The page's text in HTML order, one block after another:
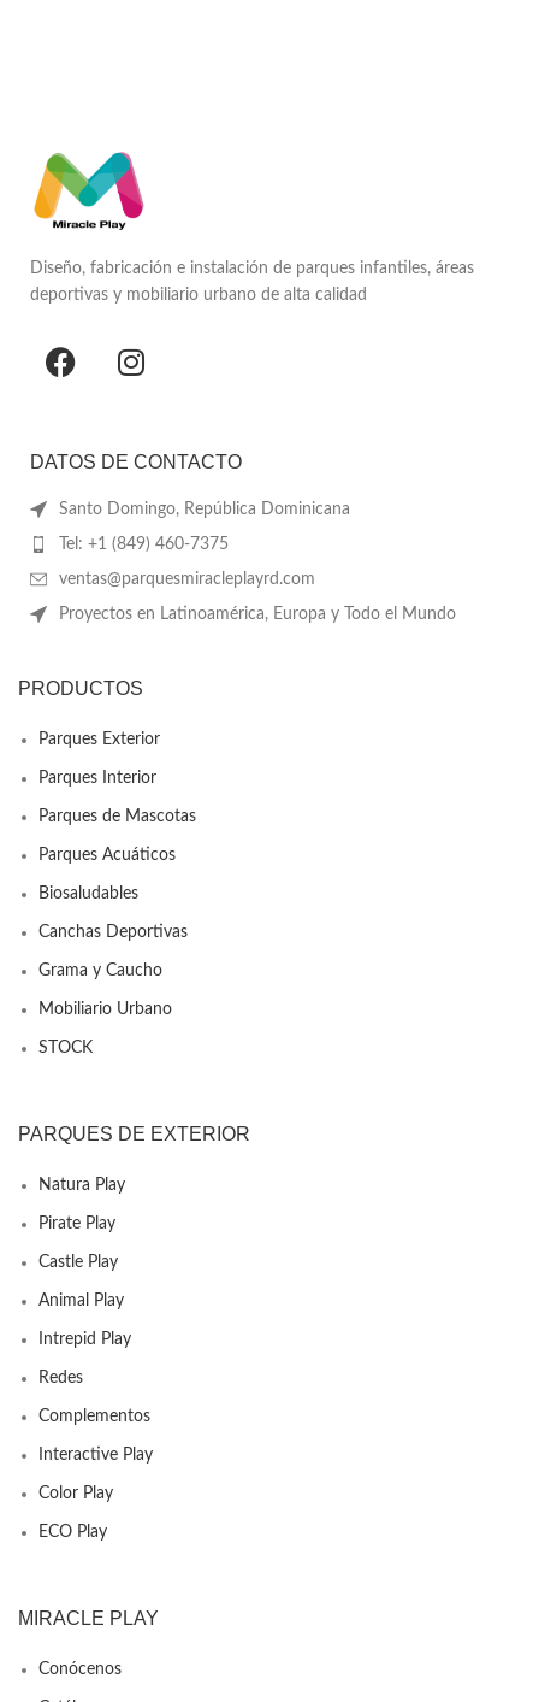
Diseño, fabricación e instalación de parques infantiles, áreas
deportivas y mobiliario urbano de alta calidad
DATOS DE CONTACTO
Santo Domingo, República Dominicana
Tel: +1 (849) 460-7375
ventas@parquesmiracleplayrd.com
Proyectos en Latinoamérica, Europa y Todo el Mundo
PRODUCTOS
Parques Exterior
Parques Interior
Parques de Mascotas
Parques Acuáticos
Biosaludables
Canchas Deportivas
Grama y Caucho
Mobiliario Urbano
STOCK
PARQUES DE EXTERIOR
Natura Play
Pirate Play
Castle Play
Animal Play
Intrepid Play
Redes
Complementos
Interactive Play
Color Play
ECO Play
MIRACLE PLAY
Conócenos